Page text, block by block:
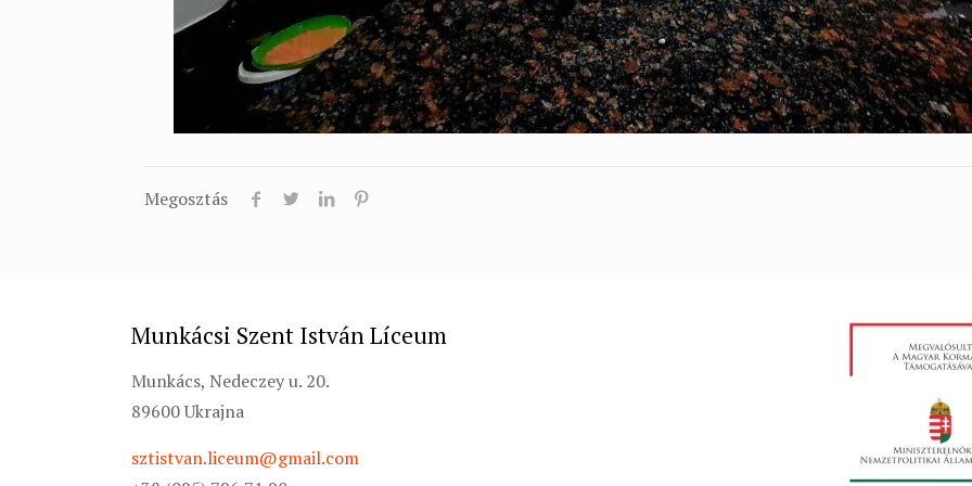
Megosztás
Munkácsi Szent István Líceum
Munkács, Nedeczey u. 20.
89600 Ukrajna
sztistvan.liceum@gmail.com